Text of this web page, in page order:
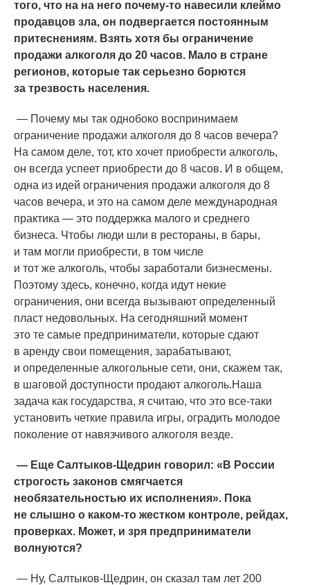
того, что на на него почему-то навесили клеймо
продавцов зла, он подвергается постоянным
притеснениям. Взять хотя бы ограничение
продажи алкоголя до 20 часов. Мало в стране
регионов, которые так серьезно борются
за трезвость населения.
— Почему мы так однобоко воспринимаем
ограничение продажи алкоголя до 8 часов вечера?
На самом деле, тот, кто хочет приобрести алкоголь,
он всегда успеет приобрести до 8 часов. И в общем,
одна из идей ограничения продажи алкоголя до 8
часов вечера, и это на самом деле международная
практика — это поддержка малого и среднего
бизнеса. Чтобы люди шли в рестораны, в бары,
и там могли приобрести, в том числе
и тот же алкоголь, чтобы заработали бизнесмены.
Поэтому здесь, конечно, когда идут некие
ограничения, они всегда вызывают определенный
пласт недовольных. На сегодняшний момент
это те самые предприниматели, которые сдают
в аренду свои помещения, зарабатывают,
и определенные алкогольные сети, они, скажем так,
в шаговой доступности продают алкоголь.Наша
задача как государства, я считаю, что это все-таки
установить четкие правила игры, оградить молодое
поколение от навязчивого алкоголя везде.
— Еще Салтыков-Щедрин говорил: «В России
строгость законов смягчается
необязательностью их исполнения». Пока
не слышно о каком-то жестком контроле, рейдах,
проверках. Может, и зря предприниматели
волнуются?
— Ну, Салтыков-Щедрин, он сказал там лет 200